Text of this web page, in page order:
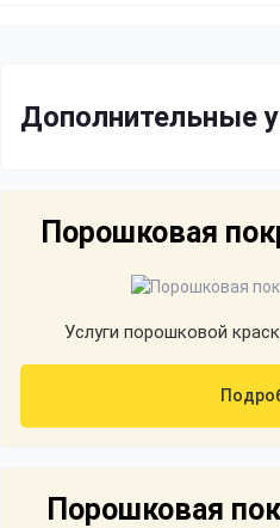
Дополнительные
Порошковая
Услуги порошковой
Порошковая